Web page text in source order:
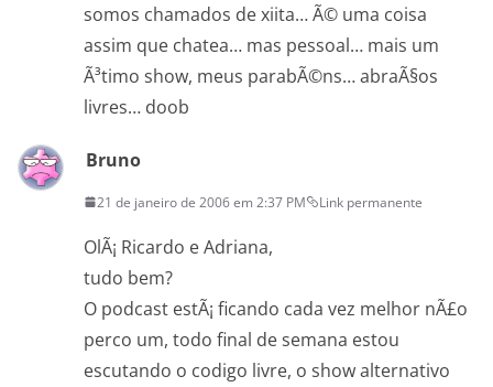
somos chamados de xiita… Ã© uma coisa
assim que chatea… mas pessoal… mais um
Ã³timo show, meus parabÃ©ns… abraÃ§os
livres… doob
Bruno
21 de janeiro de 2006 em 2:37 PM Link permanente
OlÃ¡ Ricardo e Adriana,
tudo bem?
O podcast estÃ¡ ficando cada vez melhor nÃ£o
perco um, todo final de semana estou
escutando o codigo livre, o show alternativo